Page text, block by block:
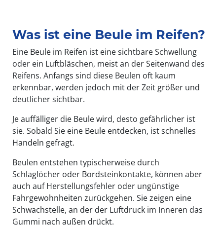
Was ist eine Beule im Reifen?
Eine Beule im Reifen ist eine sichtbare Schwellung
oder ein Luftbläschen, meist an der Seitenwand des
Reifens. Anfangs sind diese Beulen oft kaum
erkennbar, werden jedoch mit der Zeit größer und
deutlicher sichtbar.
Je auffälliger die Beule wird, desto gefährlicher ist
sie. Sobald Sie eine Beule entdecken, ist schnelles
Handeln gefragt.
Beulen entstehen typischerweise durch
Schlaglöcher oder Bordsteinkontakte, können aber
auch auf Herstellungsfehler oder ungünstige
Fahrgewohnheiten zurückgehen. Sie zeigen eine
Schwachstelle, an der der Luftdruck im Inneren das
Gummi nach außen drückt.